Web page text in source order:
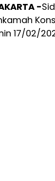
-
17/02/